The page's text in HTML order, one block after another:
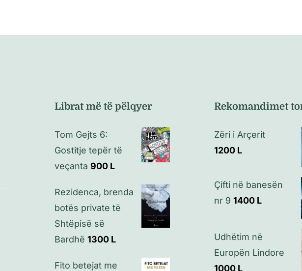
Librat më të pëlqyer
Tom Gejts 6:
Gostitje tepër të
veçanta 900 L
Rezidenca, brenda
botës private të
Shtëpisë së
Bardhë 1300 L
Fito betejat me
Rekomandimet
Zëri i Arçerit
1200 L
Çifti në banesën
nr 9 1400 L
Udhëtim në
Europën Lindore
1000 L